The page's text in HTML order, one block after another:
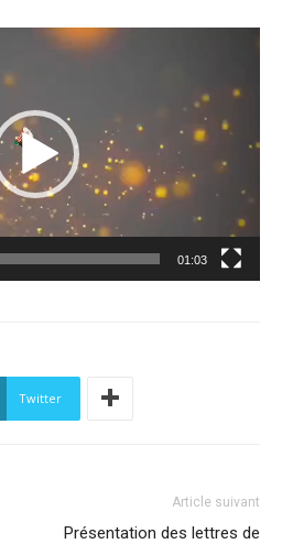
Lecteur
01:03
Twitter
Article suivant
Présentation des lettres de